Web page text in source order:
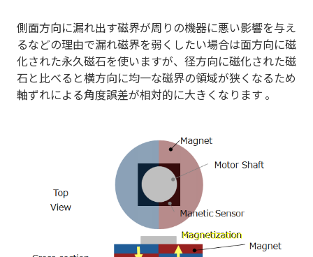
側面方向に漏れ出す磁界が周りの機器に悪い影響を与え
るなどの理由で漏れ磁界を弱くしたい場合は面方向に磁
化された永久磁石を使いますが、径方向に磁化された磁
石と比べると横方向に均一な磁界の領域が狭くなるため
軸ずれによる角度誤差が相対的に大きくなります 。